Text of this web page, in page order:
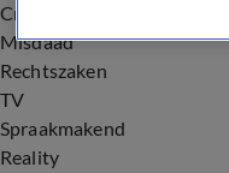
Crime
Misdaad
Rechtszaken
TV
Spraakmakend
Reality